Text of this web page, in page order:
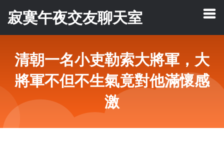
寂寞午夜交友聊天室
清朝一名小吏勒索大將軍，大
將軍不但不生氣竟對他滿懷感
激